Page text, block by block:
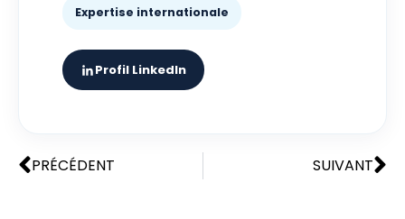
Expertise internationale
Profil LinkedIn
PRÉCÉDENT SUIVANT